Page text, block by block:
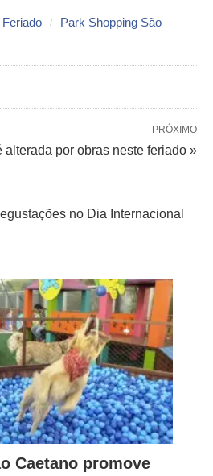
Feriado
Park Shopping São
PRÓXIMO
alterada por obras neste feriado »
no Dia Internacional
Caetano promove